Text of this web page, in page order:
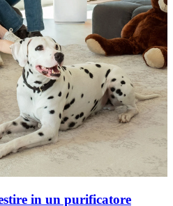
in un purificatore